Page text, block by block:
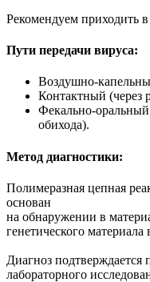
Рекомендуем приходить
Пути передачи вируса:
Воздушно-
Контактный (через
Фекально-
обихода).
Метод диагностики:
Полимеразная цепная
основан
на обнаружении в
генетического
Диагноз подтверждается
лабораторного